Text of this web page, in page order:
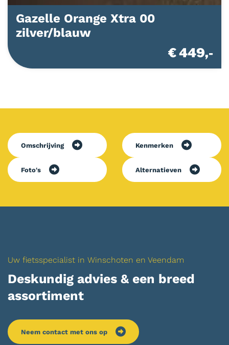
Gazelle Orange Xtra 00
zilver/blauw
€ 449,-
Omschrijving Kenmerken
Foto's Alternatieven
Uw fietsspecialist in Winschoten en Veendam
Deskundig advies & een breed
assortiment
Neem contact met ons op